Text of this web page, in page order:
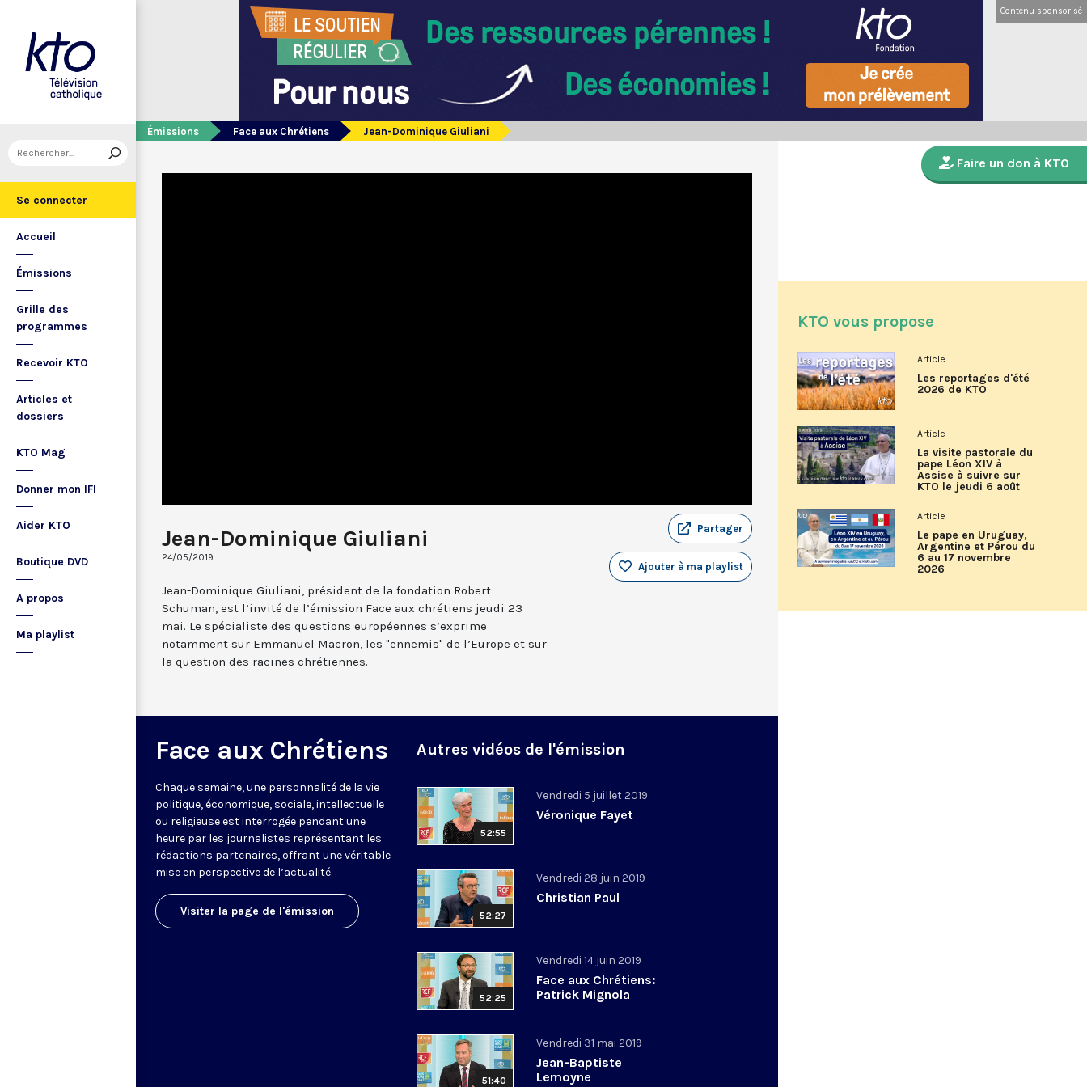
Se connecter
Accueil
Émissions
Grille des
programmes
Recevoir KTO
Articles et
dossiers
KTO Mag
Donner mon IFI
Aider KTO
Boutique DVD
A propos
Ma playlist
Contenu sponsorisé
Émissions Face aux Chrétiens Jean-Dominique Giuliani
Jean-Dominique Giuliani
24/05/2019
Partager
Ajouter à ma playlist
Jean-Dominique Giuliani, président de la fondation Robert
Schuman, est l’invité de l’émission Face aux chrétiens jeudi 23
mai. Le spécialiste des questions européennes s’exprime
notamment sur Emmanuel Macron, les "ennemis" de l’Europe et sur
la question des racines chrétiennes.
Face aux Chrétiens
Chaque semaine, une personnalité de la vie
politique, économique, sociale, intellectuelle
ou religieuse est interrogée pendant une
heure par les journalistes représentant les
rédactions partenaires, offrant une véritable
mise en perspective de l’actualité.
Visiter la page de l'émission
Autres vidéos de l'émission
52:55
Vendredi 5 juillet 2019
Véronique Fayet
52:27
Vendredi 28 juin 2019
Christian Paul
52:25
Vendredi 14 juin 2019
Face aux Chrétiens:
Patrick Mignola
51:40
Vendredi 31 mai 2019
Jean-Baptiste
Lemoyne
Faire un don à KTO
KTO vous propose
Article
Les reportages d'été
2026 de KTO
Article
La visite pastorale du
pape Léon XIV à
Assise à suivre sur
KTO le jeudi 6 août
Article
Le pape en Uruguay,
Argentine et Pérou du
6 au 17 novembre
2026